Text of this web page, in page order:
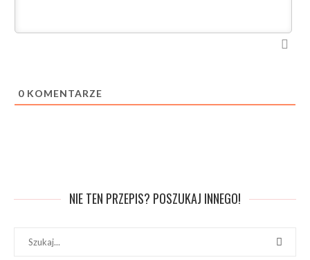
0 KOMENTARZE
NIE TEN PRZEPIS? POSZUKAJ INNEGO!